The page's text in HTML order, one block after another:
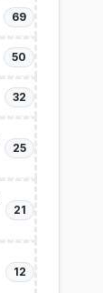
69
50
32
25
21
12